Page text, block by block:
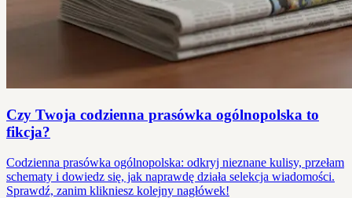
Czy Twoja codzienna prasówka ogólnopolska to
fikcja?
Codzienna prasówka ogólnopolska: odkryj nieznane kulisy, przełam
schematy i dowiedz się, jak naprawdę działa selekcja wiadomości.
Sprawdź, zanim klikniesz kolejny nagłówek!